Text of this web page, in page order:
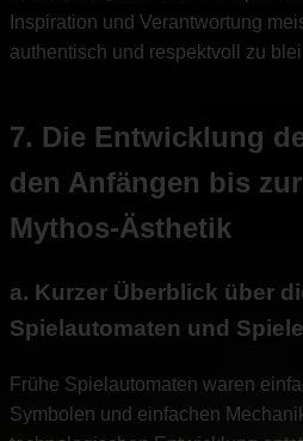
Inspiration und Verantwortung
authentisch und respektvoll zu
7. Die Entwicklung
den Anfängen bis
Mythos-Ästhetik
a. Kurzer Überblick über
Spielautomaten und Spiele
Frühe Spielautomaten waren
Symbolen und einfachen